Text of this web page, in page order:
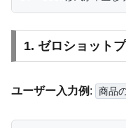
1. ゼロショット
ユーザー入力例 : 商品